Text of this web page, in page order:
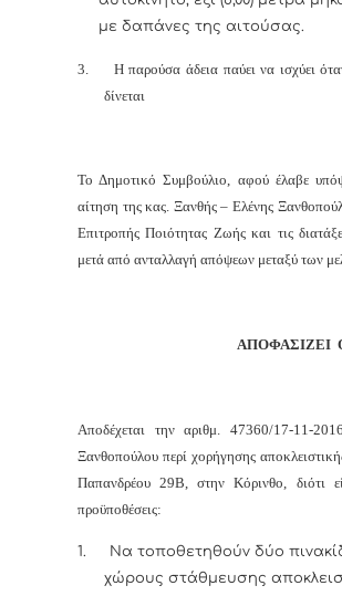
με δαπάνες της αιτούσας.
3.
Η παρούσα άδεια παύει να ισχύει
δίνεται
Το Δημοτικό Συμβούλιο, αφού έλαβε
αίτηση της κας. Ξανθής – Ελένης
Επιτροπής Ποιότητας Ζωής και τις
μετά από ανταλλαγή απόψεων μεταξύ των
Αποδέχεται την αριθμ. 47360/17-11-
Ξανθοπούλου περί χορήγησης
Παπανδρέου 29Β, στην Κόρινθο, διότι
προϋποθέσεις:
1.
Να τοποθετηθούν δύο
χώρους στάθμευσης